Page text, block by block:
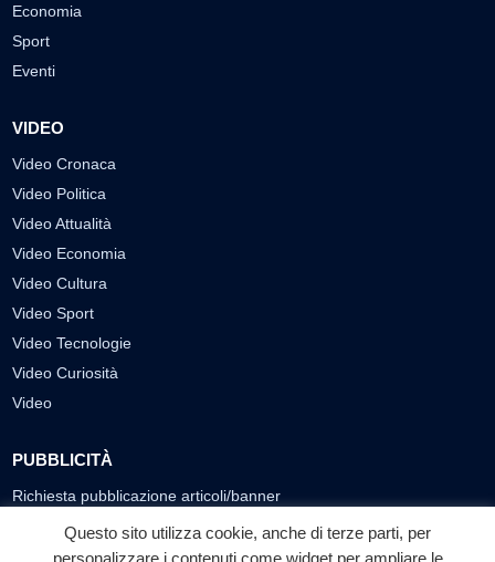
Economia
Sport
Eventi
VIDEO
Video Cronaca
Video Politica
Video Attualità
Video Economia
Video Cultura
Video Sport
Video Tecnologie
Video Curiosità
Video
PUBBLICITÀ
Richiesta pubblicazione articoli/banner
SEGUICI SUI SOCIAL
Questo sito utilizza cookie, anche di terze parti, per
personalizzare i contenuti come widget per ampliare le